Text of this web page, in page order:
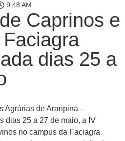
9:48 AM
Caprinos e
dias 25 a
Agrárias de Araripina –
dias 25 a 27 de maio, a IV
no campus da Faciagra